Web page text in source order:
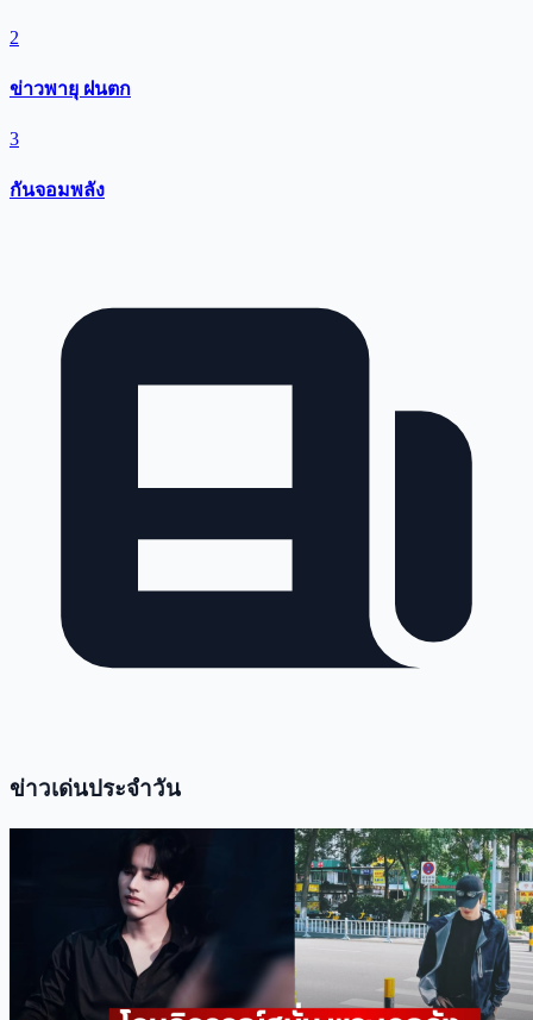
2
ข่าวพายุ ฝนตก
3
กันจอมพลัง
ข่าวเด่นประจำวัน